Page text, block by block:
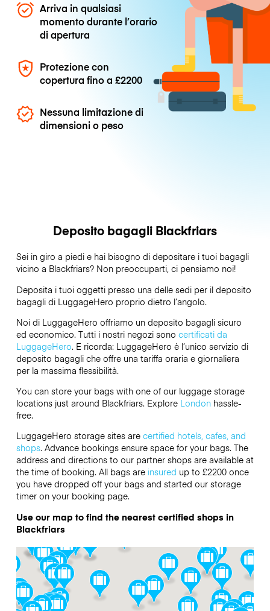
Arriva in qualsiasi
momento durante l’orario
di apertura
Protezione con
copertura fino a£2200
Nessuna limitazione di
dimensioni o peso
Deposito bagagli Blackfriars
Sei in giro a piedi e hai bisogno di depositare i tuoi bagagli
vicino a Blackfriars? Non preoccuparti, ci pensiamo noi!
Deposita i tuoi oggetti presso una delle sedi per il deposito
bagagli di LuggageHero proprio dietro l’angolo.
Noi di LuggageHero offriamo un deposito bagagli sicuro
ed economico. Tutti i nostri negozi sono certificati da
LuggageHero. E ricorda: LuggageHero è l’unico servizio di
deposito bagagli che offre una tariffa oraria e giornaliera
per la massima flessibilità.
You can store your bags with one of our luggage storage
locations just around Blackfriars. Explore Londonhassle-
free.
LuggageHero storage sites are certified hotels, cafes, and
shops. Advance bookings ensure space for your bags. The
address and directions to our partner shops are available at
the time of booking. All bags are insured up to £2200once
you have dropped off your bags and started our storage
timer on your booking page.
Use our map to find the nearest certified shops in
Blackfriars